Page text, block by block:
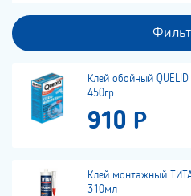
Клей обойный
450гр
910 Р
Клей монтажный
310мл